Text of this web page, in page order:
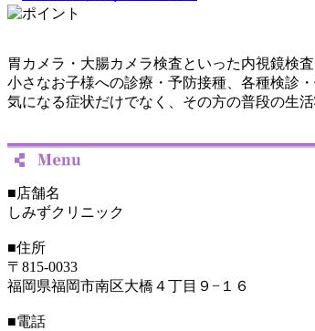
胃カメラ・大腸カメラ検査といった内視鏡検
小さなお子様への診療・予防接種、各種検診
気になる症状だけでなく、その方の普段の生
■店舗名
しみずクリニック
■住所
〒815-0033
福岡県福岡市南区大橋４丁目９−１６
■電話